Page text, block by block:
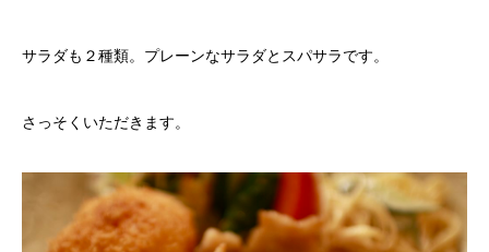
サラダも２種類。プレーンなサラダとスパサラです。
さっそくいただきます。